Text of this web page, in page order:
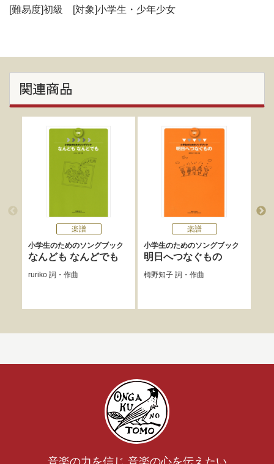
[難易度]初級 [対象]小学生・少年少女
関連商品
楽譜
小学生のためのソングブック
なんども なんどでも
ruriko詞・作曲
楽譜
小学生のためのソングブック
明日へつなぐもの
栂野知子詞・作曲
音楽の力を信じ 音楽の心を伝えたい